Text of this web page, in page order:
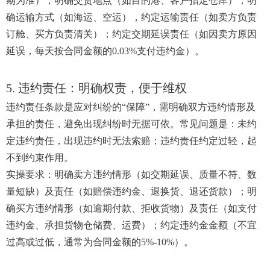
确运输方式（如海运、空运），约定运输责任（如卖方负责
订舱、买方负责清关）；约定交期延误责任（如因卖方原因
延误，每天按合同金额的0.03%支付违约金）。
5. 违约责任：明确权责，便于维权
违约责任条款是应对纠纷的“保障”，需明确双方违约情形及
承担的责任，避免出现纠纷时无据可依。常见问题是：未约
定违约责任，出现违约时无法索赔；违约责任约定过轻，起
不到约束作用。
实操要求：明确卖方违约情形（如交期延误、质量不符、数
量短缺）及责任（如赔偿违约金、退换货、退还货款）；明
确买方违约情形（如逾期付款、拒收货物）及责任（如支付
违约金、承担货物仓储费、运费）；约定违约金金额（不宜
过高或过低，通常为合同金额的5%-10%）。